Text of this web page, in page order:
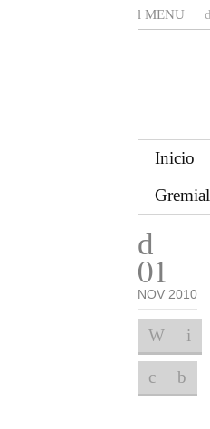
MENU
Inicio
Gremial
01
NOV 2010